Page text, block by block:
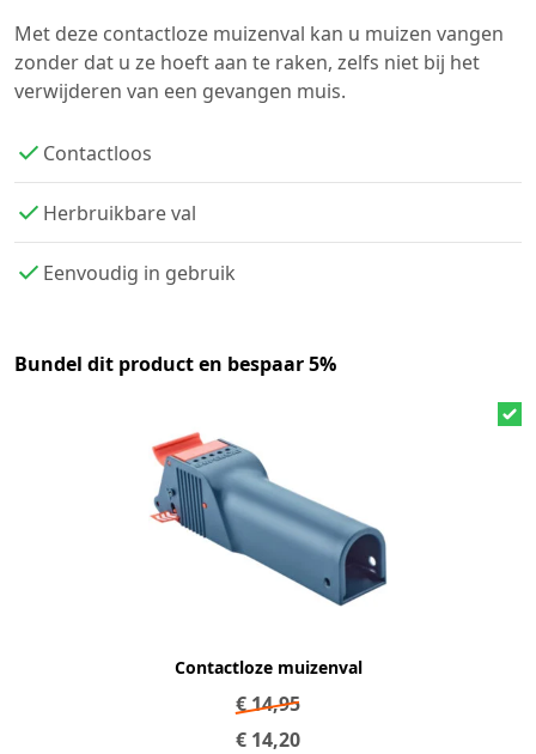
Met deze contactloze muizenval kan u muizen vangen
zonder dat u ze hoeft aan te raken, zelfs niet bij het
verwijderen van een gevangen muis.
Contactloos
Herbruikbare val
Eenvoudig in gebruik
Bundel dit product en bespaar 5%
Contactloze muizenval
€14,95
€ 14,20